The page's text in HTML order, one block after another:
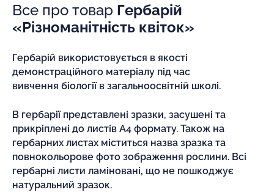
Все про товар Гербарій
«Різноманітність квіток»
Гербарій використовується в якості
демонстраційного матеріалу під час
вивчення біології в загальноосвітній школі.
В гербарії представлені зразки, засушені та
прикріплені до листів А4 формату. Також на
гербарних листах міститься назва зразка та
повнокольорове фото зображення рослини. Всі
гербарні листи ламіновані, що не пошкоджує
натуральний зразок.